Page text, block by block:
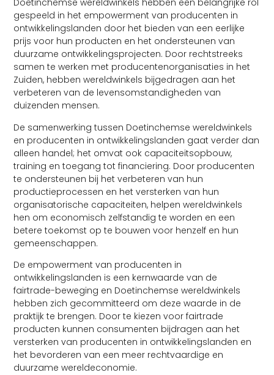
Doetinchemse wereldwinkels hebben een belangrijke rol
gespeeld in het empowerment van producenten in
ontwikkelingslanden door het bieden van een eerlijke
prijs voor hun producten en het ondersteunen van
duurzame ontwikkelingsprojecten. Door rechtstreeks
samen te werken met producentenorganisaties in het
Zuiden, hebben wereldwinkels bijgedragen aan het
verbeteren van de levensomstandigheden van
duizenden mensen.
De samenwerking tussen Doetinchemse wereldwinkels
en producenten in ontwikkelingslanden gaat verder dan
alleen handel; het omvat ook capaciteitsopbouw,
training en toegang tot financiering. Door producenten
te ondersteunen bij het verbeteren van hun
productieprocessen en het versterken van hun
organisatorische capaciteiten, helpen wereldwinkels
hen om economisch zelfstandig te worden en een
betere toekomst op te bouwen voor henzelf en hun
gemeenschappen.
De empowerment van producenten in
ontwikkelingslanden is een kernwaarde van de
fairtrade-beweging en Doetinchemse wereldwinkels
hebben zich gecommitteerd om deze waarde in de
praktijk te brengen. Door te kiezen voor fairtrade
producten kunnen consumenten bijdragen aan het
versterken van producenten in ontwikkelingslanden en
het bevorderen van een meer rechtvaardige en
duurzame wereldeconomie.